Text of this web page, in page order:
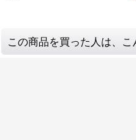
この商品を買った人は、